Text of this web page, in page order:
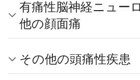
有痛性脳神経ニュー
他の顔面痛
その他の頭痛性疾患